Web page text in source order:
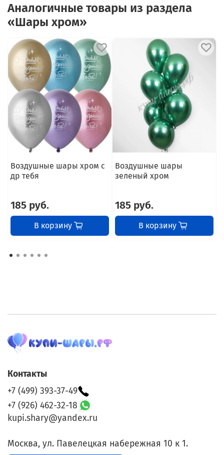
Аналогичные товары из раздела
«Шары хром»
Воздушные шары хром с
др тебя
185 руб.
В корзину
Воздушные шары
зеленый хром
185 руб.
В корзину
Контакты
+7 (499) 393-37-49
+7 (926) 462-32-18
kupi.shary@yandex.ru
Москва, ул. Павелецкая набережная 10 к 1.